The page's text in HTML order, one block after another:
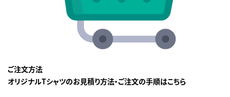
ご注文方法
オリジナルTシャツのお見積り方法・ご注文の手順はこちら